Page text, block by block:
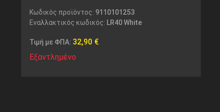
Κωδικός προϊόντος: 9110101253
Εναλλακτικός κωδικός: LR40 White
Τιμή με ΦΠΑ: 32,90 €
Εξαντλημένο